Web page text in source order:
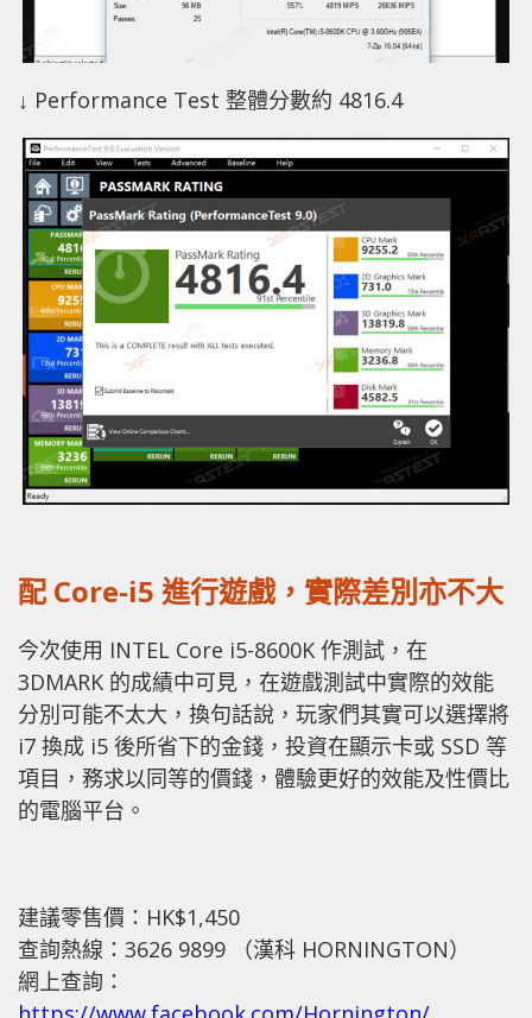
↓ Performance Test 整體分數約 4816.4
配 Core-i5 進行遊戲，實際差別亦不大
今次使用 INTEL Core i5-8600K 作測試，在
3DMARK 的成績中可見，在遊戲測試中實際的效能
分別可能不太大，換句話說，玩家們其實可以選擇將
i7 換成 i5 後所省下的金錢，投資在顯示卡或 SSD 等
項目，務求以同等的價錢，體驗更好的效能及性價比
的電腦平台。
建議零售價：HK$1,450
查詢熱線：3626 9899 （漢科 HORNINGTON）
網上查詢：